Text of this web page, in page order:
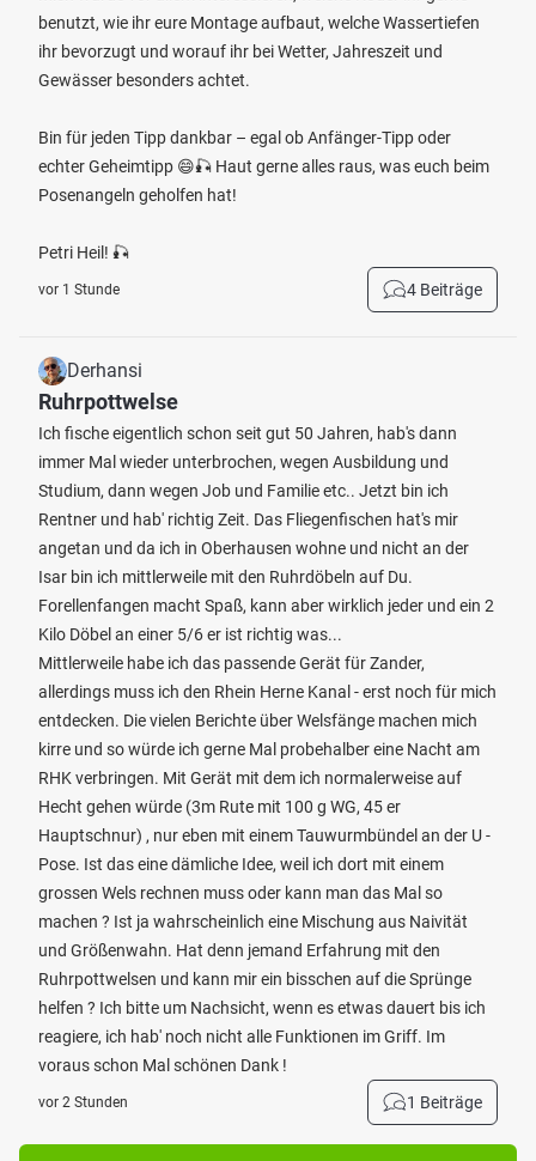
benutzt, wie ihr eure Montage aufbaut, welche Wassertiefen
ihr bevorzugt und worauf ihr bei Wetter, Jahreszeit und
Gewässer besonders achtet.
Bin für jeden Tipp dankbar – egal ob Anfänger-Tipp oder
echter Geheimtipp 😄🎣 Haut gerne alles raus, was euch beim
Posenangeln geholfen hat!
Petri Heil! 🎣
vor 1 Stunde 4 Beiträge
Derhansi
Ruhrpottwelse
Ich fische eigentlich schon seit gut 50 Jahren, hab's dann
immer Mal wieder unterbrochen, wegen Ausbildung und
Studium, dann wegen Job und Familie etc.. Jetzt bin ich
Rentner und hab' richtig Zeit. Das Fliegenfischen hat's mir
angetan und da ich in Oberhausen wohne und nicht an der
Isar bin ich mittlerweile mit den Ruhrdöbeln auf Du.
Forellenfangen macht Spaß, kann aber wirklich jeder und ein 2
Kilo Döbel an einer 5/6 er ist richtig was...
Mittlerweile habe ich das passende Gerät für Zander,
allerdings muss ich den Rhein Herne Kanal - erst noch für mich
entdecken. Die vielen Berichte über Welsfänge machen mich
kirre und so würde ich gerne Mal probehalber eine Nacht am
RHK verbringen. Mit Gerät mit dem ich normalerweise auf
Hecht gehen würde (3m Rute mit 100 g WG, 45 er
Hauptschnur) , nur eben mit einem Tauwurmbündel an der U -
Pose. Ist das eine dämliche Idee, weil ich dort mit einem
grossen Wels rechnen muss oder kann man das Mal so
machen ? Ist ja wahrscheinlich eine Mischung aus Naivität
und Größenwahn. Hat denn jemand Erfahrung mit den
Ruhrpottwelsen und kann mir ein bisschen auf die Sprünge
helfen ? Ich bitte um Nachsicht, wenn es etwas dauert bis ich
reagiere, ich hab' noch nicht alle Funktionen im Griff. Im
voraus schon Mal schönen Dank !
vor 2 Stunden 1 Beiträge